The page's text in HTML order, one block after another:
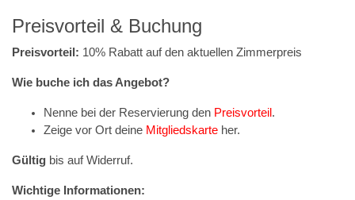
Preisvorteil & Buchung
Preisvorteil: 10% Rabatt auf den aktuellen Zimmerpreis
Wie buche ich das Angebot?
Nenne bei der Reservierung den Preisvorteil .
Zeige vor Ort deine Mitgliedskarte her.
Gültig bis auf Widerruf.
Wichtige Informationen: